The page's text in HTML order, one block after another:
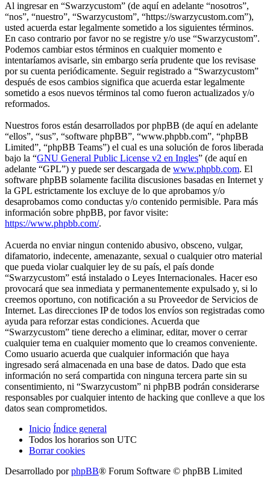
Al ingresar en “Swarzycustom” (de aquí en adelante “nosotros”,
“nos”, “nuestro”, “Swarzycustom”, “https://swarzycustom.com”),
usted acuerda estar legalmente sometido a los siguientes términos.
En caso contrario por favor no se registre y/o use “Swarzycustom”.
Podemos cambiar estos términos en cualquier momento e
intentaríamos avisarle, sin embargo sería prudente que los revisase
por su cuenta periódicamente. Seguir registrado a “Swarzycustom”
después de esos cambios significa que acuerda estar legalmente
sometido a esos nuevos términos tal como fueron actualizados y/o
reformados.
Nuestros foros están desarrollados por phpBB (de aquí en adelante
“ellos”, “sus”, “software phpBB”, “www.phpbb.com”, “phpBB
Limited”, “phpBB Teams”) el cual es una solución de foros liberada
bajo la “GNU General Public License v2 en Ingles” (de aquí en
adelante “GPL”) y puede ser descargada de www.phpbb.com. El
software phpBB solamente facilita discusiones basadas en Internet y
la GPL estrictamente los excluye de lo que aprobamos y/o
desaprobamos como conductas y/o contenido permisible. Para más
información sobre phpBB, por favor visite:
https://www.phpbb.com/.
Acuerda no enviar ningun contenido abusivo, obsceno, vulgar,
difamatorio, indecente, amenazante, sexual o cualquier otro material
que pueda violar cualquier ley de su país, el país donde
“Swarzycustom” está instalado o Leyes Internacionales. Hacer eso
provocará que sea inmediata y permanentemente expulsado y, si lo
creemos oportuno, con notificación a su Proveedor de Servicios de
Internet. Las direcciones IP de todos los envíos son registradas como
ayuda para reforzar estas condiciones. Acuerda que
“Swarzycustom” tiene derecho a eliminar, editar, mover o cerrar
cualquier tema en cualquier momento que lo creamos conveniente.
Como usuario acuerda que cualquier información que haya
ingresado será almacenada en una base de datos. Dado que esta
información no será compartida con ninguna tercera parte sin su
consentimiento, ni “Swarzycustom” ni phpBB podrán considerarse
responsables por cualquier intento de hacking que conlleve a que los
datos sean comprometidos.
Inicio Índice general
Todos los horarios son UTC
Borrar cookies
Desarrollado porphpBB® Forum Software © phpBB Limited